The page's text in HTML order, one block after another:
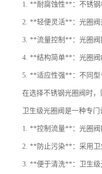
1. **耐腐蚀性**：不锈钢
2. **轻便灵活**：光圈阀
3. **流量控制**：光圈阀
4. **结构简单**：光圈阀
5. **适应性强**：不同型
在选择不锈钢光圈阀时
卫生级光圈阀是一种专
1. **控制流量**：光圈阀
2. **防止污染**：采用卫
3. **便于清洗**：卫生级